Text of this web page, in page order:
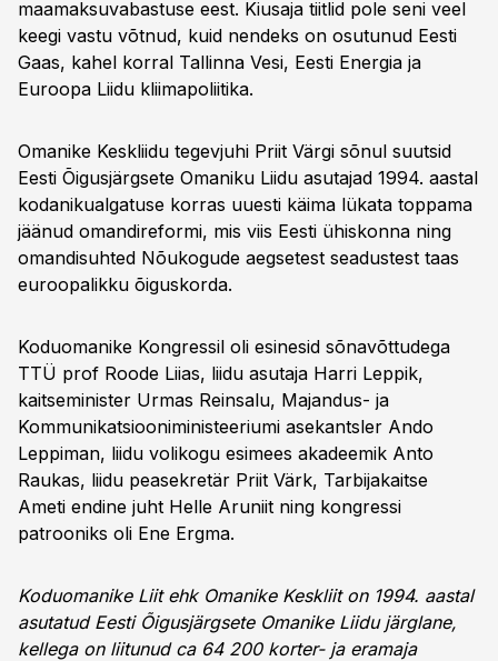
maamaksuvabastuse eest. Kiusaja tiitlid pole seni veel
keegi vastu võtnud, kuid nendeks on osutunud Eesti
Gaas, kahel korral Tallinna Vesi, Eesti Energia ja
Euroopa Liidu kliimapoliitika.
Omanike Keskliidu tegevjuhi Priit Värgi sõnul suutsid
Eesti Õigusjärgsete Omaniku Liidu asutajad 1994. aastal
kodanikualgatuse korras uuesti käima lükata toppama
jäänud omandireformi, mis viis Eesti ühiskonna ning
omandisuhted Nõukogude aegsetest seadustest taas
euroopalikku õiguskorda.
Koduomanike Kongressil oli esinesid sõnavõttudega
TTÜ prof Roode Liias, liidu asutaja Harri Leppik,
kaitseminister Urmas Reinsalu, Majandus- ja
Kommunikatsiooniministeeriumi asekantsler Ando
Leppiman, liidu volikogu esimees akadeemik Anto
Raukas, liidu peasekretär Priit Värk, Tarbijakaitse
Ameti endine juht Helle Aruniit ning kongressi
patrooniks oli Ene Ergma.
Koduomanike Liit ehk Omanike Keskliit on 1994. aastal
asutatud Eesti Õigusjärgsete Omanike Liidu järglane,
kellega on liitunud ca 64 200 korter- ja eramaja